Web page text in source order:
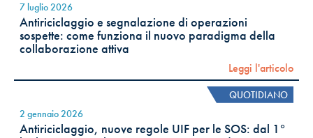
7 luglio 2026
Antiriciclaggio e segnalazione di operazioni
sospette: come funziona il nuovo paradigma della
collaborazione attiva
Leggi l'articolo
QUOTIDIANO
2 gennaio 2026
Antiriciclaggio, nuove regole UIF per le SOS: dal 1°